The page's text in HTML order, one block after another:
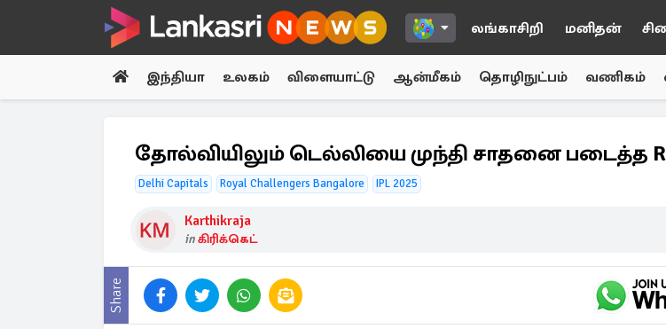
லங்காசிறி மனிதன்
இந்தியா உலகம் விளையாட்டு ஆன்மீகம் தொழிநுட்பம் வணிகம்
தோல்வியிலும் டெல்லியை முந்தி சாதனை படைத்த
Delhi Capitals Royal Challengers Bangalore IPL 2025
Karthikraja
inகிரிக்கெட்
Share